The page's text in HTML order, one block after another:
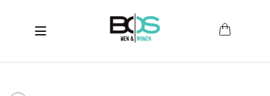
Toggle navigation